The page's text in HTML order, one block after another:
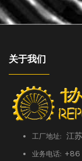
关于我们
工厂地址: 江
业务电话: +86